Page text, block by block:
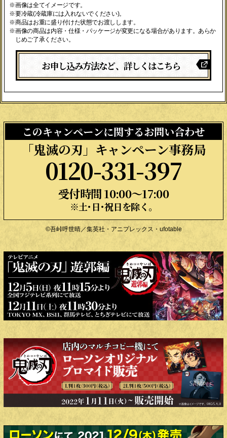
※画像は全てイメージです。
※要冷蔵(冷蔵庫には入れないでください)。
※商品はお重に盛り付けた状態でお渡しします。
※画像の商品は内容・仕様・パッケージが変更になる場合があります。あらか
じめご了承ください。
お申し込み方法など、詳しくはこちら
このキャンペーンに関するお問い合わせ
「鬼滅の刃」キャンペーン事務局
0120-331-397
受付時間 10:00〜17:00
※土･日･祝日を除く。
©吾峠呼世晴／集英社・アニプレックス・ufotable